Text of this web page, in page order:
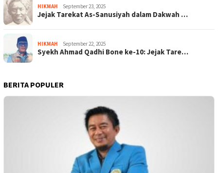
HIKMAH September 23, 2025
Jejak Tarekat As-Sanusiyah dalam Dakwah …
HIKMAH September 22, 2025
Syekh Ahmad Qadhi Bone ke-10: Jejak Tare…
BERITA POPULER